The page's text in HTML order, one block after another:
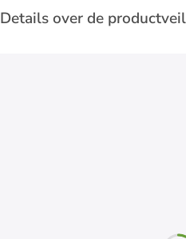
Details over de